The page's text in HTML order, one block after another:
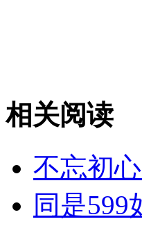
相关阅读
不忘初
同是599